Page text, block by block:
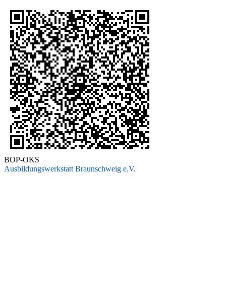
BOP-OKS
Ausbildungswerkstatt Braunschweig e.V.